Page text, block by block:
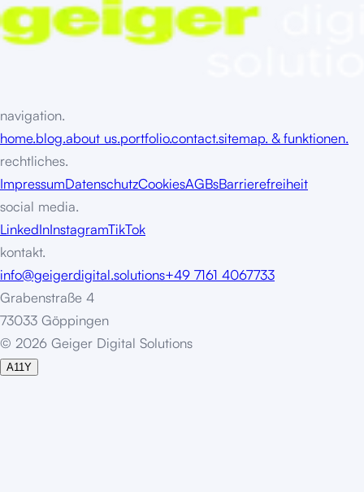
navigation.
home.blog.about us.portfolio.contact.sitemap. & funktionen.
rechtliches.
ImpressumDatenschutzCookiesAGBsBarrierefreiheit
social media.
LinkedInInstagramTikTok
kontakt.
info@geigerdigital.solutions+49 7161 4067733
Grabenstraße 4
73033 Göppingen
© 2026 Geiger Digital Solutions
A11Y